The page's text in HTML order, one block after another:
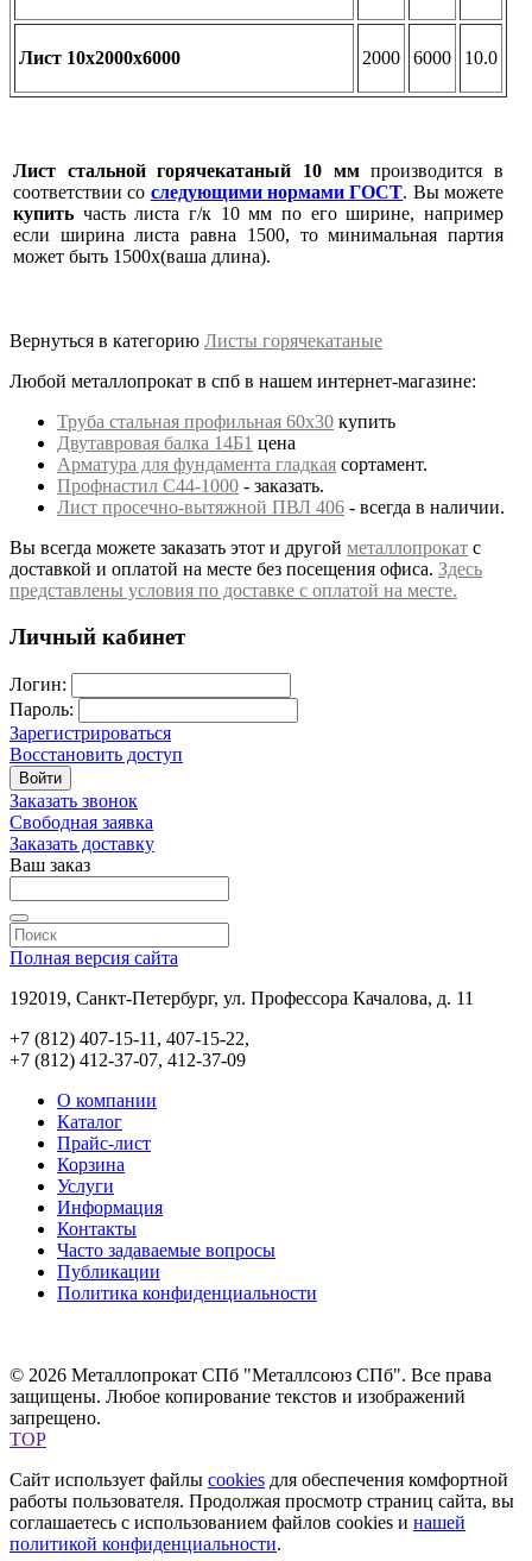
Лист 10х2000х6000 2000 6000 10.0
Лист стальной горячекатаный 10 ммпроизводится в
соответствии со следующими нормами ГОСТ. Вы можете
купить часть листа г/к 10 мм по его ширине, например
если ширина листа равна 1500, то минимальная партия
может быть 1500х(ваша длина).
Вернуться в категорию Листы горячекатаные
Любой металлопрокат в спб в нашем интернет-магазине:
Труба стальная профильная 60х30 купить
Двутавровая балка 14Б1 цена
Арматура для фундамента гладкая сортамент.
Профнастил С44-1000 - заказать.
Лист просечно-вытяжной ПВЛ 406 - всегда в наличии.
Вы всегда можете заказать этот и другой металлопрокат с
доставкой и оплатой на месте без посещения офиса. Здесь
представлены условия по доставке с оплатой на месте.
Личный кабинет
Логин:
Пароль:
Зарегистрироваться
Восстановить доступ
Войти
Заказать звонок
Свободная заявка
Заказать доставку
Ваш заказ
Полная версия сайта
192019, Санкт-Петербург, ул. Профессора Качалова, д. 11
+7 (812) 407-15-11, 407-15-22,
+7 (812) 412-37-07, 412-37-09
О компании
Каталог
Прайс-лист
Корзина
Услуги
Информация
Контакты
Часто задаваемые вопросы
Публикации
Политика конфиденциальности
© 2026 Металлопрокат СПб "Металлсоюз СПб". Все права
защищены. Любое копирование текстов и изображений
запрещено.
TOP
Сайт использует файлы cookies для обеспечения комфортной
работы пользователя. Продолжая просмотр страниц сайта, вы
соглашаетесь с использованием файлов cookies и нашей
политикой конфиденциальности.